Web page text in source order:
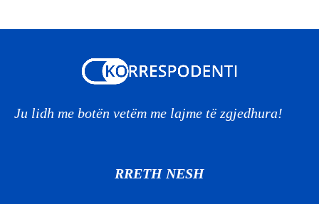
Ju lidh me botën vetëm me lajme të zgjedhura!
RRETH NESH